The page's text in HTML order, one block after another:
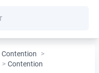
Contention
>
> Contention